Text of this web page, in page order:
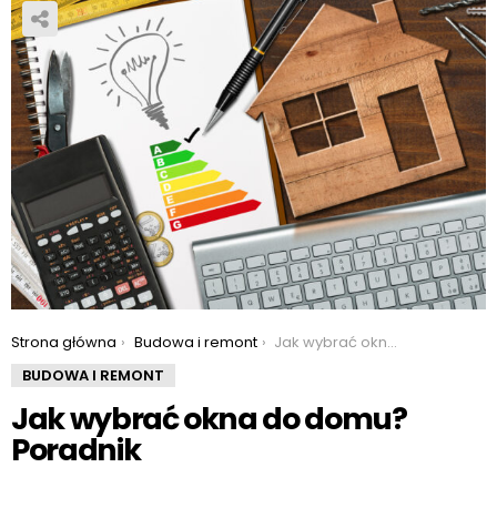
You are here:
Strona główna Budowa i remont
Jak wybrać okna do domu? Poradnik
BUDOWA I REMONT
Jak wybrać okna do domu?
Poradnik